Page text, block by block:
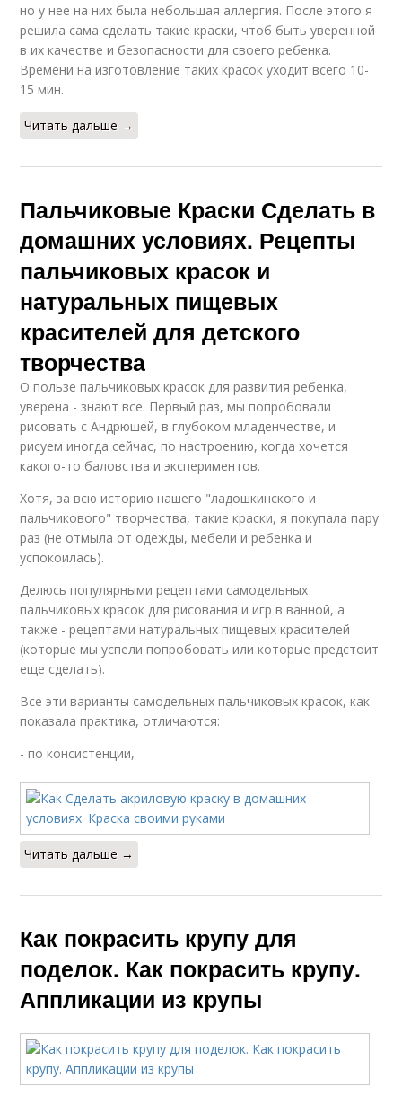
но у нее на них была небольшая аллергия. После этого я
решила сама сделать такие краски, чтоб быть уверенной
в их качестве и безопасности для своего ребенка.
Времени на изготовление таких красок уходит всего 10-
15 мин.
Читать дальше →
Пальчиковые Краски Сделать в
домашних условиях. Рецепты
пальчиковых красок и
натуральных пищевых
красителей для детского
творчества
О пользе пальчиковых красок для развития ребенка,
уверена - знают все. Первый раз, мы попробовали
рисовать с Андрюшей, в глубоком младенчестве, и
рисуем иногда сейчас, по настроению, когда хочется
какого-то баловства и экспериментов.
Хотя, за всю историю нашего "ладошкинского и
пальчикового" творчества, такие краски, я покупала пару
раз (не отмыла от одежды, мебели и ребенка и
успокоилась).
Делюсь популярными рецептами самодельных
пальчиковых красок для рисования и игр в ванной, а
также - рецептами натуральных пищевых красителей
(которые мы успели попробовать или которые предстоит
еще сделать).
Все эти варианты самодельных пальчиковых красок, как
показала практика, отличаются:
- по консистенции,
Читать дальше →
Как покрасить крупу для
поделок. Как покрасить крупу.
Аппликации из крупы